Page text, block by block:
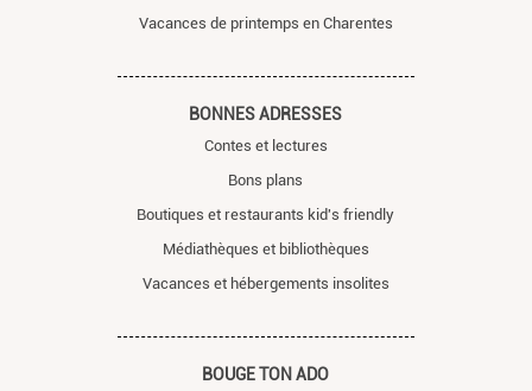
Vacances de printemps en Charentes
BONNES ADRESSES
Contes et lectures
Bons plans
Boutiques et restaurants kid's friendly
Médiathèques et bibliothèques
Vacances et hébergements insolites
BOUGE TON ADO